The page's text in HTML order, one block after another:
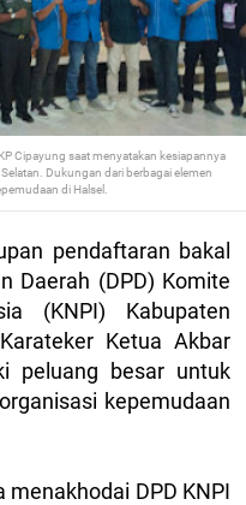
Cipayung saat menyatakan kesiapannya
Dukungan dari berbagai elemen
di Halsel.
pendaftaran bakal
Daerah (DPD) Komite
(KNPI) Kabupaten
Ketua Akbar
peluang besar untuk
kepemudaan
DPD KNPI